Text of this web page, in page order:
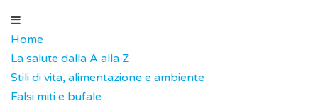
Home
La salute dalla A alla Z
Stili di vita, alimentazione e ambiente
Falsi miti e bufale